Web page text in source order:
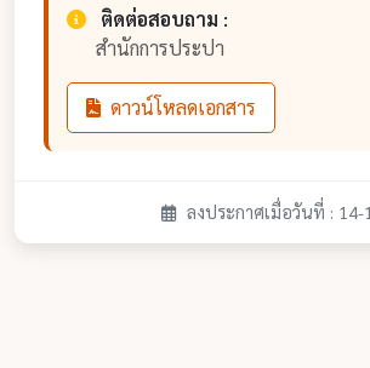
ติดต่อสอบถาม :
สำนักการประปา
ดาวน์โหลดเอกสาร
ลงประกาศเมื่อวันที่ : 14-